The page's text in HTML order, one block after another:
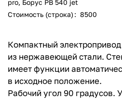
pro, Борус РВ 540 jet
Стоимость (строка) : 8500
Компактный
из нержавеющей стали.
имеет функции
в исходное положение.
Рабочий угол 90 градусов.